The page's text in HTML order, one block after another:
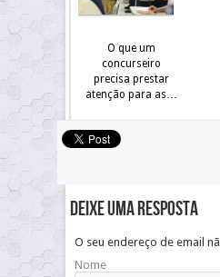
O que um
concurseiro
precisa prestar
atenção para as…
Deixe uma resposta
O seu endereço de email
Nome